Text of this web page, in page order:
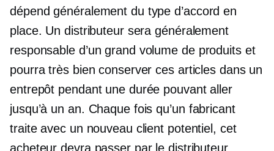
dépend généralement du type d’accord en
place. Un distributeur sera généralement
responsable d’un grand volume de produits et
pourra très bien conserver ces articles dans un
entrepôt pendant une durée pouvant aller
jusqu’à un an. Chaque fois qu’un fabricant
traite avec un nouveau client potentiel, cet
acheteur devra passer par le distributeur